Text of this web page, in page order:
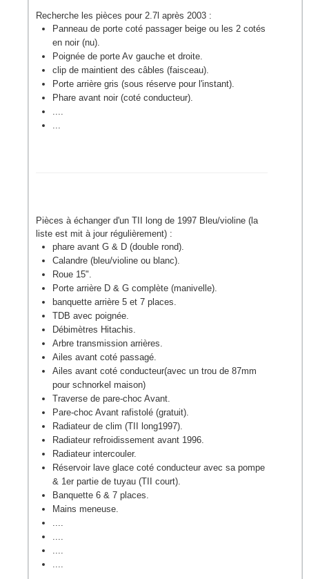
Recherche les pièces pour 2.7l après 2003 :
Panneau de porte coté passager beige ou les 2 cotés
en noir (nu).
Poignée de porte Av gauche et droite.
clip de maintient des câbles (faisceau).
Porte arrière gris (sous réserve pour l'instant).
Phare avant noir (coté conducteur).
....
...
Pièces à échanger d'un TII long de 1997 Bleu/violine (la
liste est mit à jour régulièrement) :
phare avant G & D (double rond).
Calandre (bleu/violine ou blanc).
Roue 15".
Porte arrière D & G complète (manivelle).
banquette arrière 5 et 7 places.
TDB avec poignée.
Débimètres Hitachis.
Arbre transmission arrières.
Ailes avant coté passagé.
Ailes avant coté conducteur(avec un trou de 87mm
pour schnorkel maison)
Traverse de pare-choc Avant.
Pare-choc Avant rafistolé (gratuit).
Radiateur de clim (TII long1997).
Radiateur refroidissement avant 1996.
Radiateur intercouler.
Réservoir lave glace coté conducteur avec sa pompe
& 1er partie de tuyau (TII court).
Banquette 6 & 7 places.
Mains meneuse.
....
....
....
....